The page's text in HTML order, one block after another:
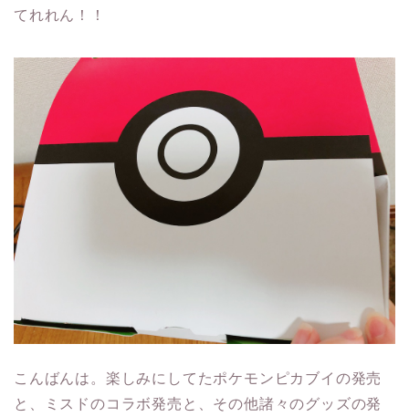
てれれん！！
こんばんは。楽しみにしてたポケモンピカブイの発売
と、ミスドのコラボ発売と、その他諸々のグッズの発